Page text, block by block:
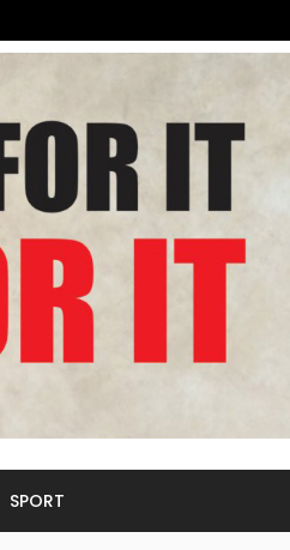
SPORT